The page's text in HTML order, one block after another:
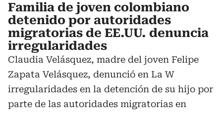
Familia de joven colombiano
detenido por autoridades
migratorias de EE.UU. denuncia
irregularidades
Claudia Velásquez, madre del joven Felipe
Zapata Velásquez, denunció en La W
irregularidades en la detención de su hijo por
parte de las autoridades migratorias en